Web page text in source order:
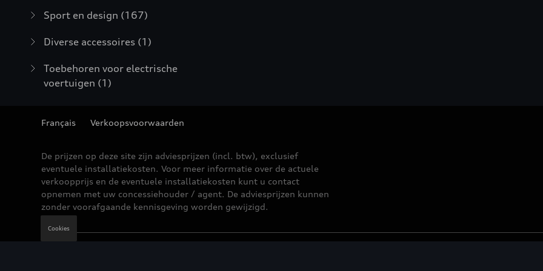
Sport en design (167)
Diverse accessoires (1)
Toebehoren voor electrische
voertuigen (1)
Français Verkoopsvoorwaarden
De prijzen op deze site zijn adviesprijzen (incl. btw), exclusief
eventuele installatiekosten. Voor meer informatie over de actuele
verkoopprijs en de eventuele installatiekosten kunt u contact
opnemen met uw concessiehouder / agent. De adviesprijzen kunnen
zonder voorafgaande kennisgeving worden gewijzigd.
Cookies